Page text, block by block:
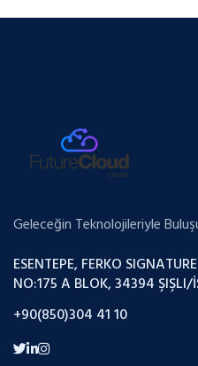
Geleceğin Teknolojileriyle
ESENTEPE, FERKO
NO:175 A BLOK, 34394 ŞIŞLI/
+90(850)304 41 10